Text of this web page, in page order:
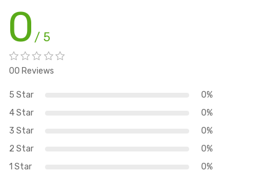
0 / 5
00 Reviews
5 Star
0%
4 Star
0%
3 Star
0%
2 Star
0%
1 Star
0%